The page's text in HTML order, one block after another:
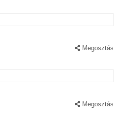
Megosztás
Megosztás